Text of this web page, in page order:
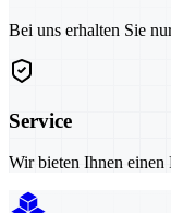
Bei uns erhalten Sie
Service
Wir bieten Ihnen